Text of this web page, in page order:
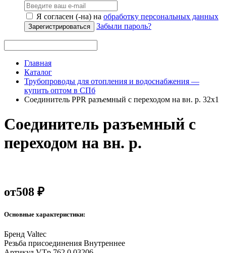
Я согласен (-на) на обработку персональных данных
Зарегистрироваться Забыли пароль?
Главная
Каталог
Трубопроводы для отопления и водоснабжения —
купить оптом в СПб
Соединитель PPR разъемный с переходом на вн. р. 32х1
Соединитель разъемный с
переходом на вн. р.
от508 ₽
Основные характеристики:
Бренд Valtec
Резьба присоединения Внутреннее